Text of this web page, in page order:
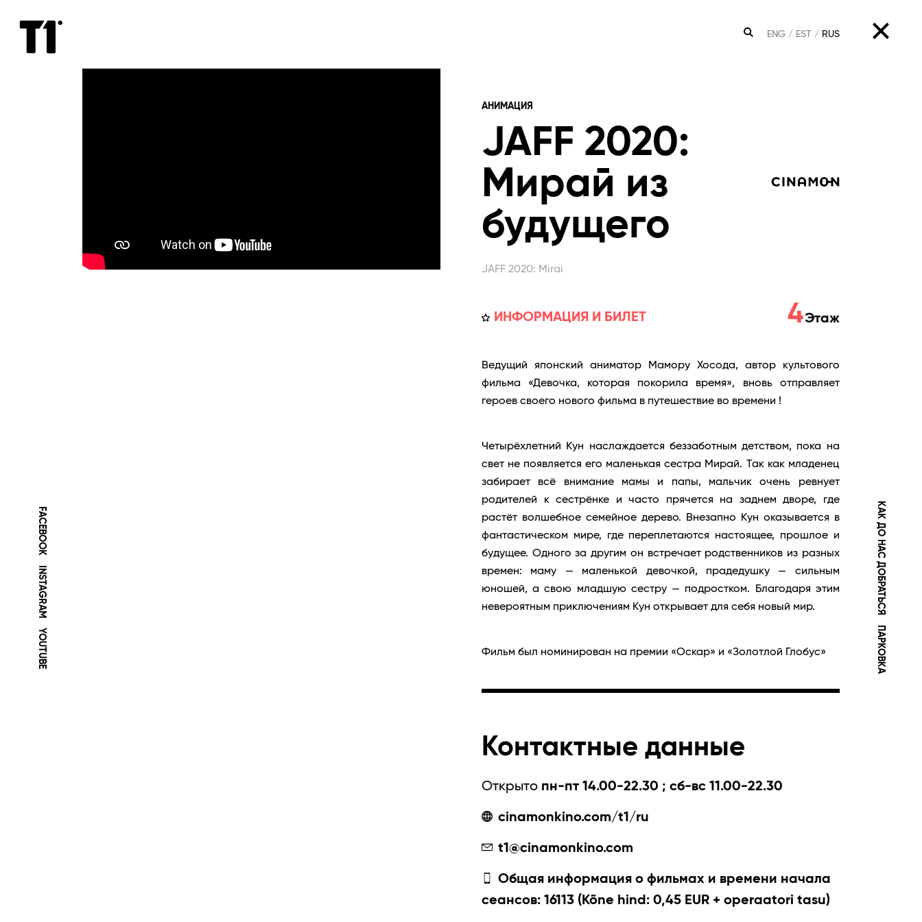
ПОИСК
ENG EST RUS
FACEBOOK
INSTAGRAM
YOUTUBE
КАК ДО НАС ДОБРАТЬСЯ
ПАРКОВКА
будущего
АНИМАЦИЯ
JAFF 2020:
Мирай из
будущего
JAFF 2020: Mirai
ИНФОРМАЦИЯ И БИЛЕТ 4Этаж
Ведущий японский аниматор Мамору Хосода, автор культового
фильма «Девочка, которая покорила время», вновь отправляет
героев своего нового фильма в путешествие во времени !
Четырёхлетний Кун наслаждается беззаботным детством, пока на
свет не появляется его маленькая сестра Мирай. Так как младенец
забирает всё внимание мамы и папы, мальчик очень ревнует
родителей к сестрёнке и часто прячется на заднем дворе, где
растёт волшебное семейное дерево. Внезапно Кун оказывается в
фантастическом мире, где переплетаются настоящее, прошлое и
будущее. Одного за другим он встречает родственников из разных
времен: маму — маленькой девочкой, прадедушку — сильным
юношей, а свою младшую сестру — подростком. Благодаря этим
невероятным приключениям Кун открывает для себя новый мир.
Фильм был номинирован на премии «Оскар» и «Золотлой Глобус»
Контактные данные
Открыто пн-пт 14.00-22.30 ; сб-вс 11.00-22.30
cinamonkino.com/t1/ru
t1@cinamonkino.com
Общая информация о фильмах и времени начала
сеансов: 16113 (Kõne hind: 0,45 EUR + operaatori tasu)